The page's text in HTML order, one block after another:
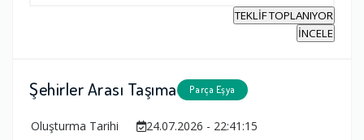
TEKLİF TOPLANIYOR
İNCELE
Şehirler Arası Taşıma Parça Eşya
Oluşturma Tarihi
24.07.2026 - 22:41:15